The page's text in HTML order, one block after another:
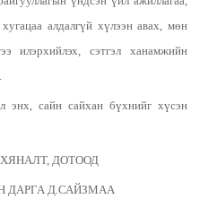
алдалгүй хүлээн авах, мөн
илэрхийлэх, сэтгэл ханамжийн
энх, сайн сайхан бүхнийг хүсэн
ДОТООД
ДАРГА Д.САЙЗМАА